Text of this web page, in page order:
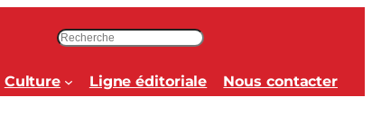
Culture Ligne éditoriale Nous contacter